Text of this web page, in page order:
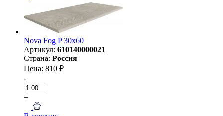
Nova Fog P 30х60
Артикул: 610140000021
Страна: Россия
Цена: 810 ₽
-
+